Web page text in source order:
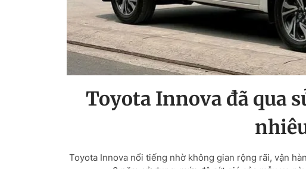
Toyota Innova đã qua
Toyota Innova nổi tiếng nhờ không gian rộng rãi, vận